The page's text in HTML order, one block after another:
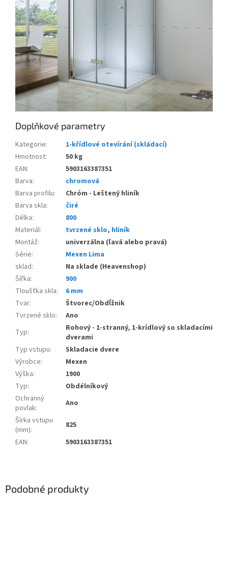
Doplňkové parametry
Kategorie:
1-křídlové otevírání (skládací)
Hmotnost:
50 kg
EAN:
5903163387351
Barva:
chromová
Barva profilu:
Chróm - Leštený hliník
Barva skla:
čiré
Délka:
800
Materiál: tvrzené sklo, hliník
Montáž:
univerzálna (ľavá alebo pravá)
Série:
Mexen Lima
sklad:
Na sklade (Heavenshop)
Šířka:
900
Tloušťka skla:
6 mm
Tvar:
Štvorec/Obdĺžnik
Tvrzené sklo:
Ano
Typ:
Rohový - 1-stranný, 1-krídlový so skladacími
dverami
Typ vstupu:
Skladacie dvere
Výrobce:
Mexen
Výška:
1900
Typ:
Obdélníkový
Ochranný
povlak:
Ano
Šírka vstupu
(mm):
825
EAN: 5903163387351
Podobné produkty